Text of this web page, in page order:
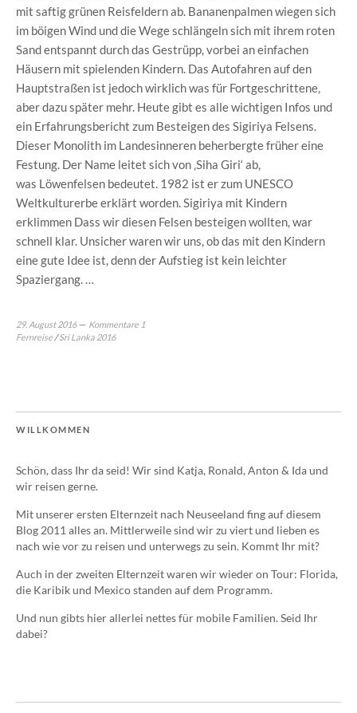
mit saftig grünen Reisfeldern ab. Bananenpalmen wiegen sich
im böigen Wind und die Wege schlängeln sich mit ihrem roten
Sand entspannt durch das Gestrüpp, vorbei an einfachen
Häusern mit spielenden Kindern. Das Autofahren auf den
Hauptstraßen ist jedoch wirklich was für Fortgeschrittene,
aber dazu später mehr. Heute gibt es alle wichtigen Infos und
ein Erfahrungsbericht zum Besteigen des Sigiriya Felsens.
Dieser Monolith im Landesinneren beherbergte früher eine
Festung. Der Name leitet sich von ‚Siha Giri‘ ab,
was Löwenfelsen bedeutet. 1982 ist er zum UNESCO
Weltkulturerbe erklärt worden. Sigiriya mit Kindern
erklimmen Dass wir diesen Felsen besteigen wollten, war
schnell klar. Unsicher waren wir uns, ob das mit den Kindern
eine gute Idee ist, denn der Aufstieg ist kein leichter
Spaziergang. …
29. August 2016
Kommentare 1
Fernreise /Sri Lanka 2016
WILLKOMMEN
Schön, dass Ihr da seid! Wir sind Katja, Ronald, Anton & Ida und
wir reisen gerne.
Mit unserer ersten Elternzeit nach Neuseeland fing auf diesem
Blog 2011 alles an. Mittlerweile sind wir zu viert und lieben es
nach wie vor zu reisen und unterwegs zu sein. Kommt Ihr mit?
Auch in der zweiten Elternzeit waren wir wieder on Tour: Florida,
die Karibik und Mexico standen auf dem Programm.
Und nun gibts hier allerlei nettes für mobile Familien. Seid Ihr
dabei?